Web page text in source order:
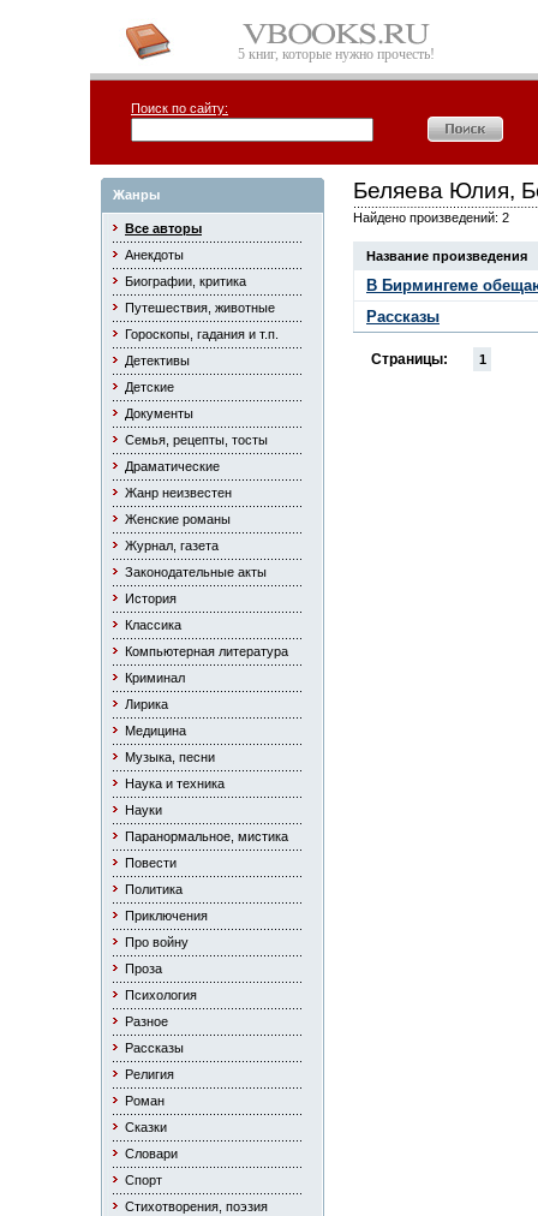
5 книг, которые нужно прочесть!
Поиск по сайту:
Жанры
Все авторы
Анекдоты
Биографии, критика
Путешествия, животные
Гороскопы, гадания и т.п.
Детективы
Детские
Документы
Семья, рецепты, тосты
Драматические
Жанр неизвестен
Женские романы
Журнал, газета
Законодательные акты
История
Классика
Компьютерная литература
Криминал
Лирика
Медицина
Музыка, песни
Наука и техника
Науки
Паранормальное, мистика
Повести
Политика
Приключения
Про войну
Проза
Психология
Разное
Рассказы
Религия
Роман
Сказки
Словари
Спорт
Стихотворения, поэзия
Беляева Юлия,
Найдено произведений: 2
Название произведения
В Бирмингeме
Рассказы
Страницы: 1